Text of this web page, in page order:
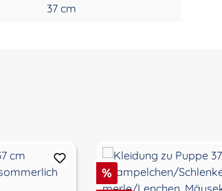
37 cm
Rabatt
%